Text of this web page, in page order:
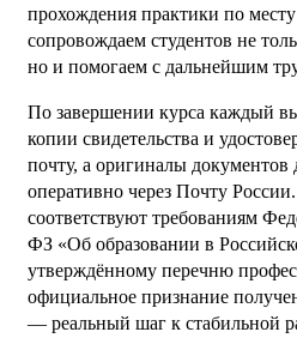
прохождения практики по
сопровождаем студентов не
но и помогаем с дальнейшим
По завершении курса каждый
копии свидетельства и
почту, а оригиналы документов
оперативно через Почту
соответствуют требованиям
ФЗ «Об образовании в
утверждённому перечню
официальное признание
— реальный шаг к стабильной